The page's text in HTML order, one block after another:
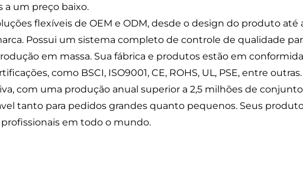
a um preço baixo.
flexíveis de OEM e ODM, desde o design do produto
Possui um sistema completo de controle de qualidade
em massa. Sua fábrica e produtos estão em
como BSCI, ISO9001, CE, ROHS, UL, PSE, entre outras.
com uma produção anual superior a 2,5 milhões de
tanto para pedidos grandes quanto pequenos. Seus
em todo o mundo.